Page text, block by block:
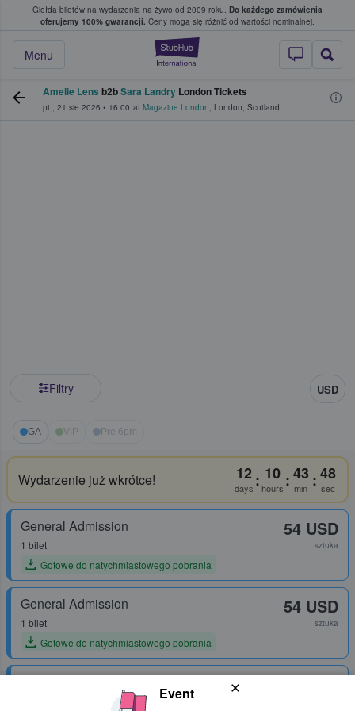
Giełda biletów na wydarzenia na żywo od 2009 roku. Do każdego zamówienia
oferujemy 100% gwarancji. Ceny mogą się różnić od wartości nominalnej.
StubHub —
Menu
w którym fani i kibice kupują i
Amelie Lens b2bSara Landry London Tickets
pt., 21 sie 2026 • 16:00 at Magazine London, London, Scotland
Filtry USD
GA VIP Pre 6pm
Wydarzenie już wkrótce! 12
days : 10
hours :43
min :48
sec
General Admission
1 bilet
Gotowe do natychmiastowego pobrania
54 USD
sztuka
General Admission
1 bilet
Gotowe do natychmiastowego pobrania
54 USD
sztuka
General Admission
Event